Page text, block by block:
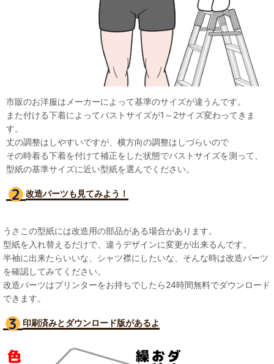
市販のお洋服はメーカーによって基準のサイズが違うんです。
また付ける下着によってバストサイズが1～2サイズ変わってきま
す。
丈の調整はしやすいですが、横方向の調整はしづらいので
その時着る下着を付けて補正をした状態でバストサイズを測って、
型紙の基準サイズに近い型紙を選んでください。
改造パーツも見てみよう！
うさこの型紙には改造用の部品がある場合があります。
型紙を入れ替えるだけで、違うデザインに変更が出来るんです。
半袖に出来たらいいな、シャツ襟にしたいな、そんな時は改造パーツ
を確認してみてください。
改造パーツはプリンターをお持ちでしたら24時間無料でダウンロード
できます。
印刷済みとダウンロード版があるよ